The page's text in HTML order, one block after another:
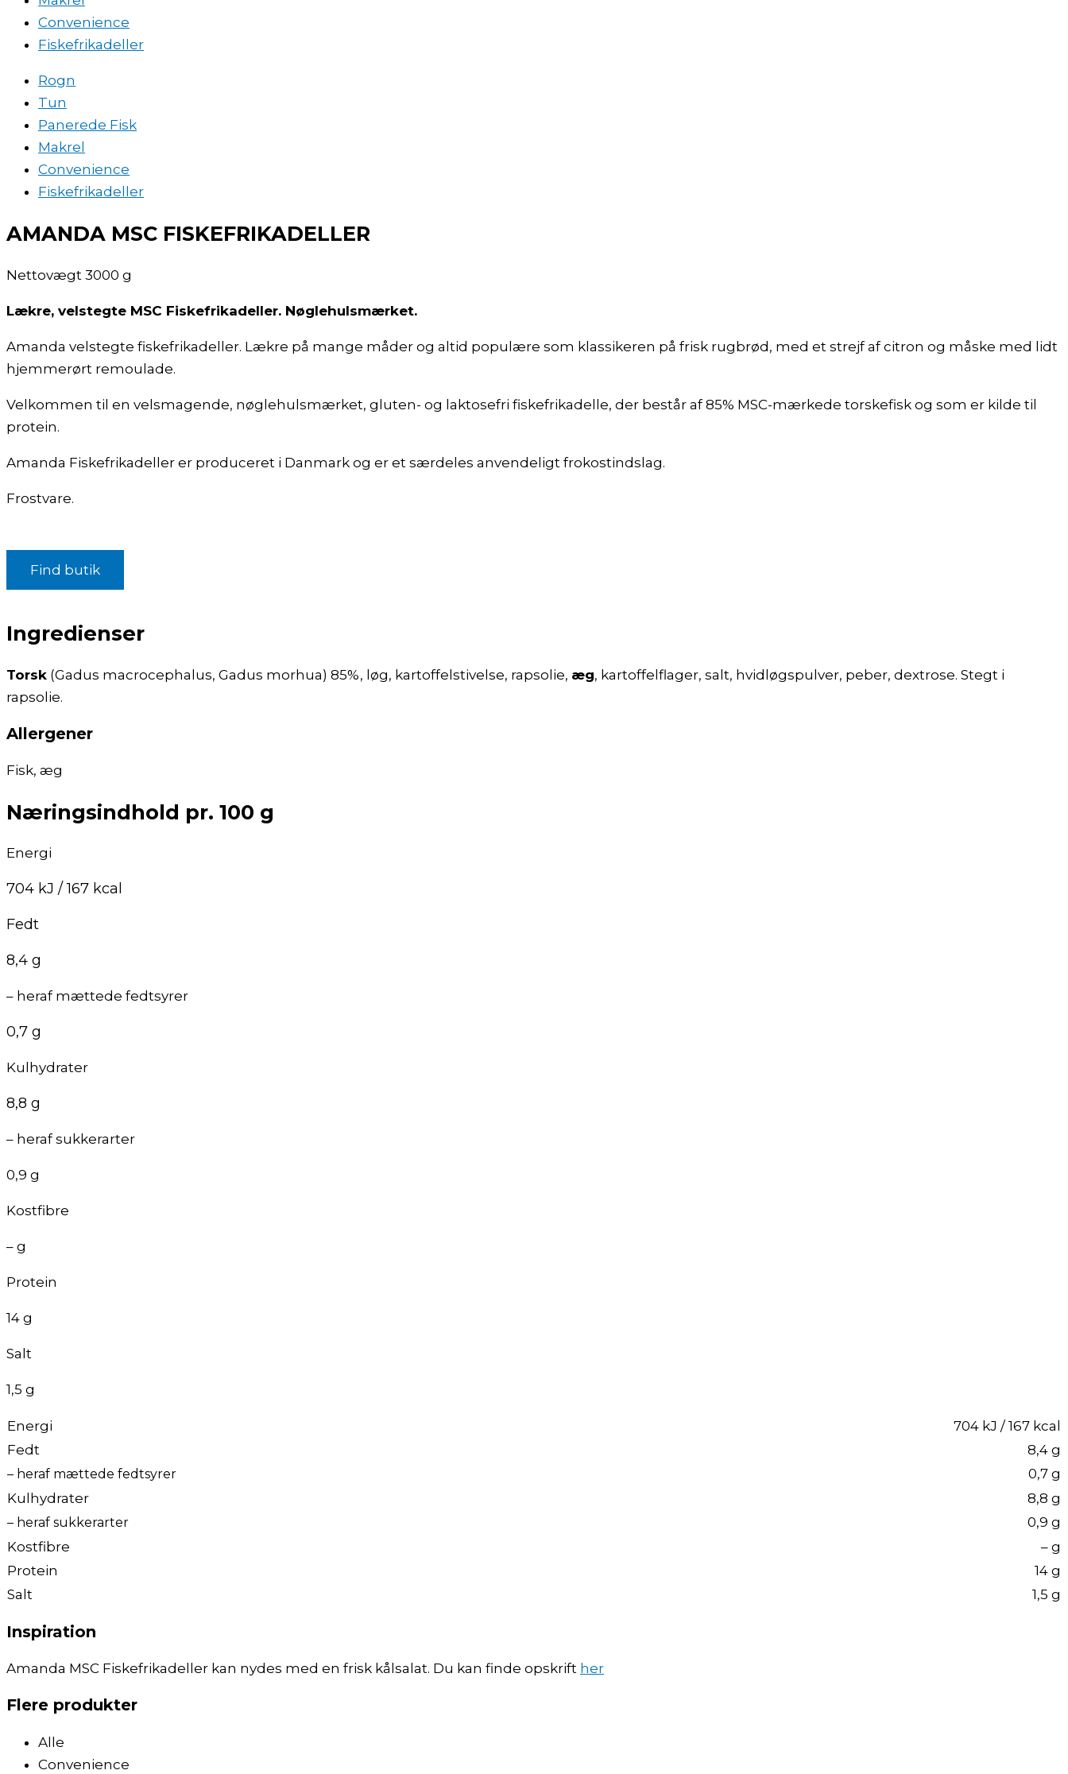
Convenience
Fiskefrikadeller
Rogn
Tun
Panerede Fisk
Makrel
Convenience
Fiskefrikadeller
AMANDA MSC FISKEFRIKADELLER
Nettovægt 3000 g
Lækre, velstegte MSC Fiskefrikadeller. Nøglehulsmærket.
Amanda velstegte fiskefrikadeller. Lækre på mange måder og altid populære som klassikeren på frisk rugbrød, med et strejf af citron og måske med lidt
hjemmerørt remoulade.
Velkommen til en velsmagende, nøglehulsmærket, gluten- og laktosefri fiskefrikadelle, der består af 85% MSC-mærkede torskefisk og som er kilde til
protein.
Amanda Fiskefrikadeller er produceret i Danmark og er et særdeles anvendeligt frokostindslag.
Frostvare.
Find butik
Ingredienser
Torsk (Gadus macrocephalus, Gadus morhua) 85%, løg, kartoffelstivelse, rapsolie, æg, kartoffelflager, salt, hvidløgspulver, peber, dextrose. Stegt i
rapsolie.
Allergener
Fisk, æg
Næringsindhold pr. 100 g
Energi
704 kJ / 167 kcal
Fedt
8,4 g
– heraf mættede fedtsyrer
0,7 g
Kulhydrater
8,8 g
– heraf sukkerarter
0,9 g
Kostfibre
– g
Protein
14 g
Salt
1,5 g
Energi
704 kJ / 167 kcal
Fedt
8,4 g
– heraf mættede fedtsyrer
0,7 g
Kulhydrater
8,8 g
– heraf sukkerarter
0,9 g
Kostfibre
– g
Protein
14 g
Salt
1,5 g
Inspiration
Amanda MSC Fiskefrikadeller kan nydes med en frisk kålsalat. Du kan finde opskrift her
Flere produkter
Alle
Convenience